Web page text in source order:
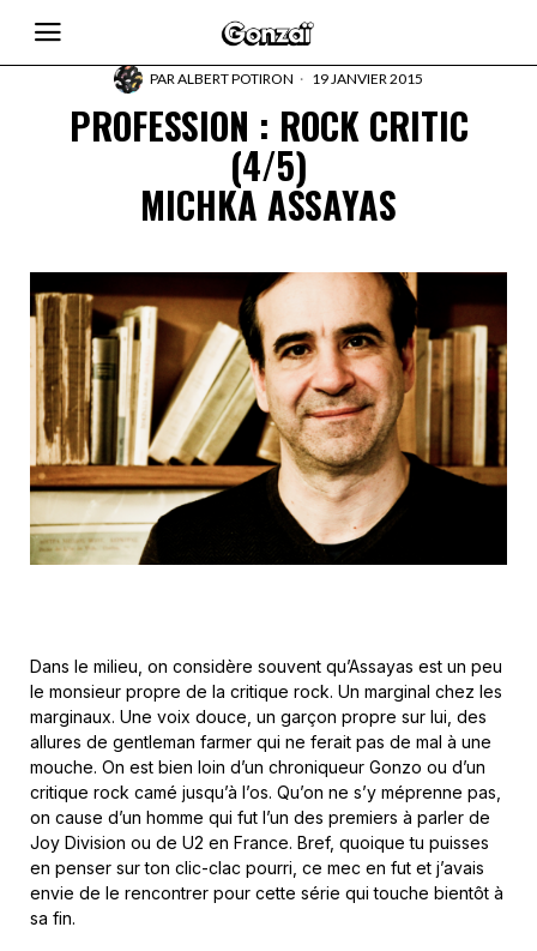
PARALBERT POTIRON 19 JANVIER 2015
PROFESSION : ROCK CRITIC
(4/5)
MICHKA ASSAYAS
Dans le milieu, on considère souvent qu’Assayas est un peu
le monsieur propre de la critique rock. Un marginal chez les
marginaux. Une voix douce, un garçon propre sur lui, des
allures de gentleman farmer qui ne ferait pas de mal à une
mouche. On est bien loin d’un chroniqueur Gonzo ou d’un
critique rock camé jusqu’à l’os. Qu’on ne s’y méprenne pas,
on cause d’un homme qui fut l’un des premiers à parler de
Joy Division ou de U2 en France. Bref, quoique tu puisses
en penser sur ton clic-clac pourri, ce mec en fut et j’avais
envie de le rencontrer pour cette série qui touche bientôt à
sa fin.